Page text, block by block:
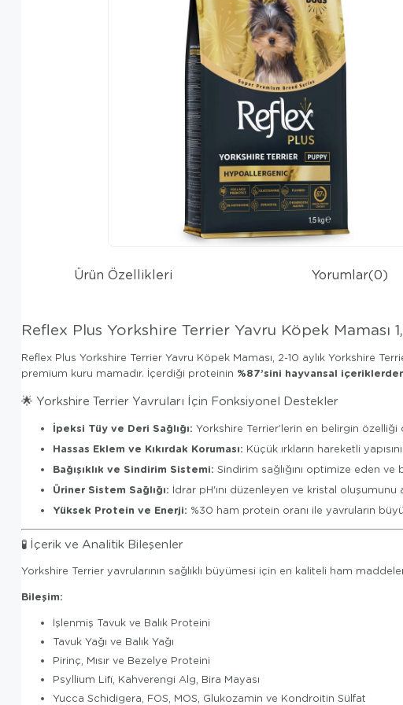
Ürün Özellikleri Yorumlar(0)
Reflex Plus Yorkshire Terrier Yavru Köpek Maması
Reflex Plus Yorkshire Terrier Yavru Köpek Maması, 2-10 aylık Yorkshire
premium kuru mamadır. İçerdiği proteinin %87’sini hayvansal
🌟 Yorkshire Terrier Yavruları İçin Fonksiyonel Destekler
İpeksi Tüy ve Deri Sağlığı: Yorkshire Terrier’lerin en belirgin
Hassas Eklem ve Kıkırdak Koruması: Küçük ırkların hareketli
Bağışıklık ve Sindirim Sistemi: Sindirim sağlığını optimize eden ve
Üriner Sistem Sağlığı: İdrar pH'ını düzenleyen ve kristal oluşumunu
Yüksek Protein ve Enerji: %30 ham protein oranı ile yavruların
🧪 İçerik ve Analitik Bileşenler
Yorkshire Terrier yavrularının sağlıklı büyümesi için en kaliteli ham
Bileşim:
İşlenmiş Tavuk ve Balık Proteini
Tavuk Yağı ve Balık Yağı
Pirinç, Mısır ve Bezelye Proteini
Psyllium Lifi, Kahverengi Alg, Bira Mayası
Yucca Schidigera, FOS, MOS, Glukozamin ve Kondroitin Sülfat